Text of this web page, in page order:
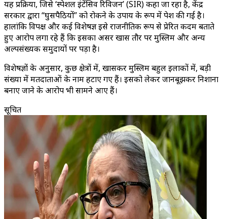
यह प्रक्रिया, जिसे ‘स्पेशल इंटेंसिव रिविजन’ (SIR) कहा जा रहा है, केंद्र
सरकार द्वारा “घुसपैठियों” को रोकने के उपाय के रूप में पेश की गई है।
हालांकि विपक्ष और कई विशेषज्ञ इसे राजनीतिक रूप से प्रेरित कदम बताते
हुए आरोप लगा रहे हैं कि इसका असर खास तौर पर मुस्लिम और अन्य
अल्पसंख्यक समुदायों पर पड़ा है।
विशेषज्ञों के अनुसार, कुछ क्षेत्रों में, खासकर मुस्लिम बहुल इलाकों में, बड़ी
संख्या में मतदाताओं के नाम हटाए गए हैं। इसको लेकर जानबूझकर निशाना
बनाए जाने के आरोप भी सामने आए हैं।
सूचित